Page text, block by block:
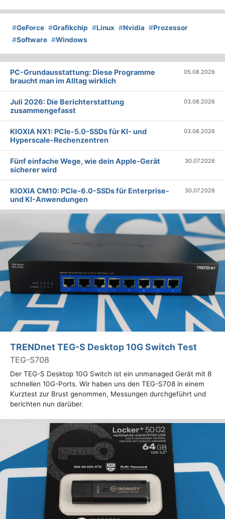
#GeForce #Grafikchip #Linux #Nvidia #Prozessor
#Software #Windows
PC-Grundausstattung: Diese Programme
braucht man im Alltag wirklich
05.08.2026
Juli 2026: Die Bericht­erstattung
zusammengefasst
03.08.2026
KIOXIA NX1: PCIe-5.0-SSDs für KI- und
Hyperscale-Rechenzentren
03.08.2026
Fünf einfache Wege, wie dein Apple-Gerät
sicherer wird
30.07.2026
KIOXIA CM10: PCIe-6.0-SSDs für Enterprise-
und KI-Anwendungen
30.07.2026
TRENDnet TEG-S Desktop 10G Switch Test
TEG-S708
Der TEG-S Desktop 10G Switch ist ein unmanaged Gerät mit 8
schnellen 10G-Ports. Wir haben uns den TEG-S708 in einem
Kurztest zur Brust genommen, Messungen durchgeführt und
berichten nun darüber.